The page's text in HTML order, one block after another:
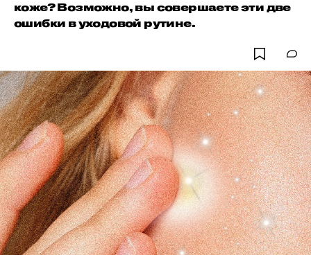
коже? Возможно, вы совершаете эти две
ошибки в уходовой рутине.